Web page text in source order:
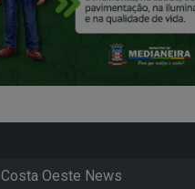
Costa Oeste News